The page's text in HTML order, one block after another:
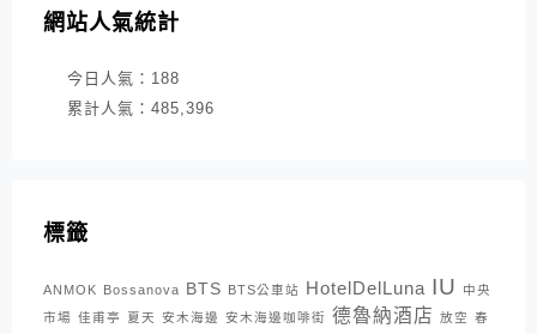
網站人氣統計
今日人氣： 188
累計人氣： 485,396
標籤
ANMOK Bossanova BTS BTS公車站 HotelDelLuna IU
中央
市場 佳甫亭 夏天 安木海邊 安木海邊咖啡街 德魯納酒店 放空 春